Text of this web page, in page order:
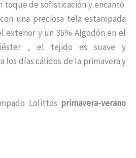
toque de sofisticación y encanto.
una preciosa tela estampada
exterior y un 35% Algodón en el
, el tejido es suave y
los días cálidos de la primavera y
Lolittos primavera-verano